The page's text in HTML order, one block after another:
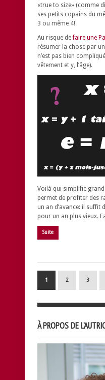
«true to size» (comme
ses petits copains du
3 ou même 4!
Au risque defaire une
résumer la chose par
n’est pas bien compliqué,
vêtement et y, l’âge).
Voilà qui simplifie
permet de profiter des
un an d’avance: il suffit
pour un an plus vieux.
Suite
1 2 3
À PROPOS DE